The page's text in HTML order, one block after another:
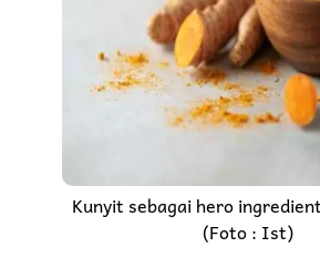
Kunyit sebagai hero
(Foto : Ist)